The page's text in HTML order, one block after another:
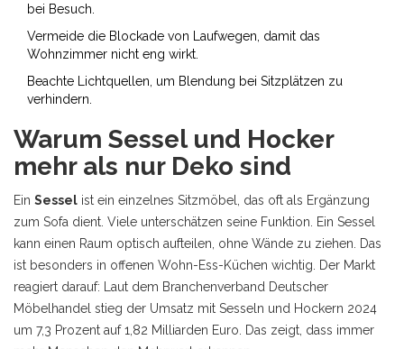
bei Besuch.
Vermeide die Blockade von Laufwegen, damit das
Wohnzimmer nicht eng wirkt.
Beachte Lichtquellen, um Blendung bei Sitzplätzen zu
verhindern.
Warum Sessel und Hocker
mehr als nur Deko sind
Ein Sessel ist ein einzelnes Sitzmöbel, das oft als Ergänzung
zum Sofa dient Viele unterschätzen seine Funktion. Ein Sessel
kann einen Raum optisch aufteilen, ohne Wände zu ziehen. Das
ist besonders in offenen Wohn-Ess-Küchen wichtig. Der Markt
reagiert darauf: Laut dem Branchenverband Deutscher
Möbelhandel stieg der Umsatz mit Sesseln und Hockern 2024
um 7,3 Prozent auf 1,82 Milliarden Euro. Das zeigt, dass immer